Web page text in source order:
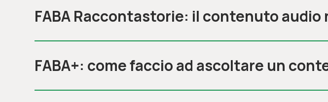
FABA Raccontastorie: il contenuto audio
FABA+: come faccio ad ascoltare un